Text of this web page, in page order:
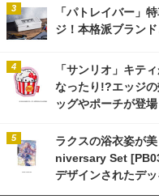
「パトレイバー」
ジ！本格派ブラン
「サンリオ」キテ
なったり!?エッジ
ッグやポーチが登場
ラクスの浴衣姿が
niversary Set
デザインされたデ